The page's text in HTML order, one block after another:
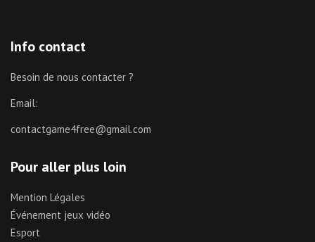
Info contact
Besoin de nous contacter ?
Email:
contactgame4free@gmail.com
Pour aller plus loin
Mention Légales
Événement jeux vidéo
Esport